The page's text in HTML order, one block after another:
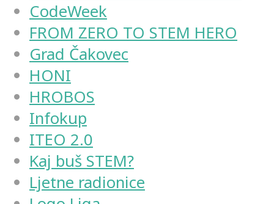
CodeWeek
FROM ZERO TO STEM HERO
Grad Čakovec
HONI
HROBOS
Infokup
ITEO 2.0
Kaj buš STEM?
Ljetne radionice